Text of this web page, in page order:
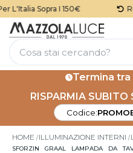
Sopra I 150€
Termina tra
RISPARMIA
Codice:
HOME ILLUMINAZIONE INTERNI
SFORZIN GRAAL LAMPADA DA